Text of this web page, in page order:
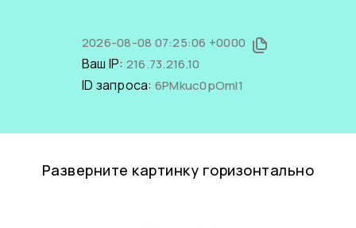
2026-08-08 07:25:06 +0000
Ваш IP: 216.73.216.10
ID запроса: 6PMkuc0pOmI1
Разверните картинку горизонтально